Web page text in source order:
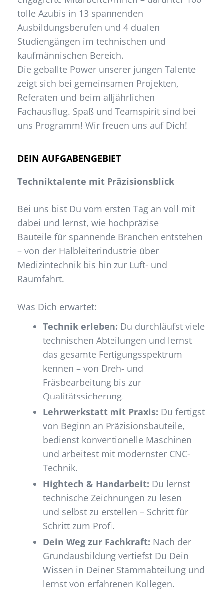
tolle Azubis in 13 spannenden
Ausbildungsberufen und 4 dualen
Studiengängen im technischen und
kaufmännischen Bereich.
Die geballte Power unserer jungen Talente
zeigt sich bei gemeinsamen Projekten,
Referaten und beim alljährlichen
Fachausflug. Spaß und Teamspirit sind bei
uns Programm! Wir freuen uns auf Dich!
DEIN AUFGABENGEBIET
Techniktalente mit Präzisionsblick
Bei uns bist Du vom ersten Tag an voll mit
dabei und lernst, wie hochpräzise
Bauteile für spannende Branchen entstehen
– von der Halbleiterindustrie über
Medizintechnik bis hin zur Luft- und
Raumfahrt.
Was Dich erwartet:
Technik erleben: Du durchläufst viele
technischen Abteilungen und lernst
das gesamte Fertigungsspektrum
kennen – von Dreh- und
Fräsbearbeitung bis zur
Qualitätssicherung.
Lehrwerkstatt mit Praxis: Du fertigst
von Beginn an Präzisionsbauteile,
bedienst konventionelle Maschinen
und arbeitest mit modernster CNC-
Technik.
Hightech & Handarbeit: Du lernst
technische Zeichnungen zu lesen
und selbst zu erstellen – Schritt für
Schritt zum Profi.
Dein Weg zur Fachkraft: Nach der
Grundausbildung vertiefst Du Dein
Wissen in Deiner Stammabteilung und
lernst von erfahrenen Kollegen.